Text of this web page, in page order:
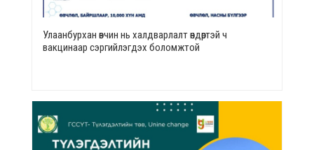
Улаанбурхан өвчин нь халдварлалт өндөртэй ч
вакцинаар сэргийлэгдэх боломжтой